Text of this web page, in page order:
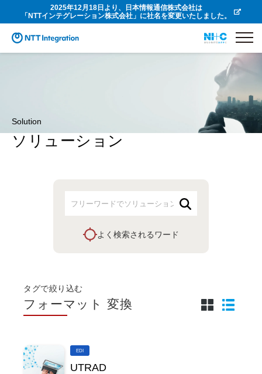
2025年12月18日より、日本情報通信株式会社は
「NTTインテグレーション株式会社」に社名を変更いたしました。
Solution
ソリューション
よく検索されるワード
タグで絞り込む
フォーマット 変換
EDI
UTRAD